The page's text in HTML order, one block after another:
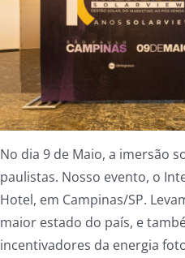
No dia 9 de Maio, a imersão
paulistas. Nosso evento, o
Hotel, em Campinas/SP.
maior estado do país, e
incentivadores da energia